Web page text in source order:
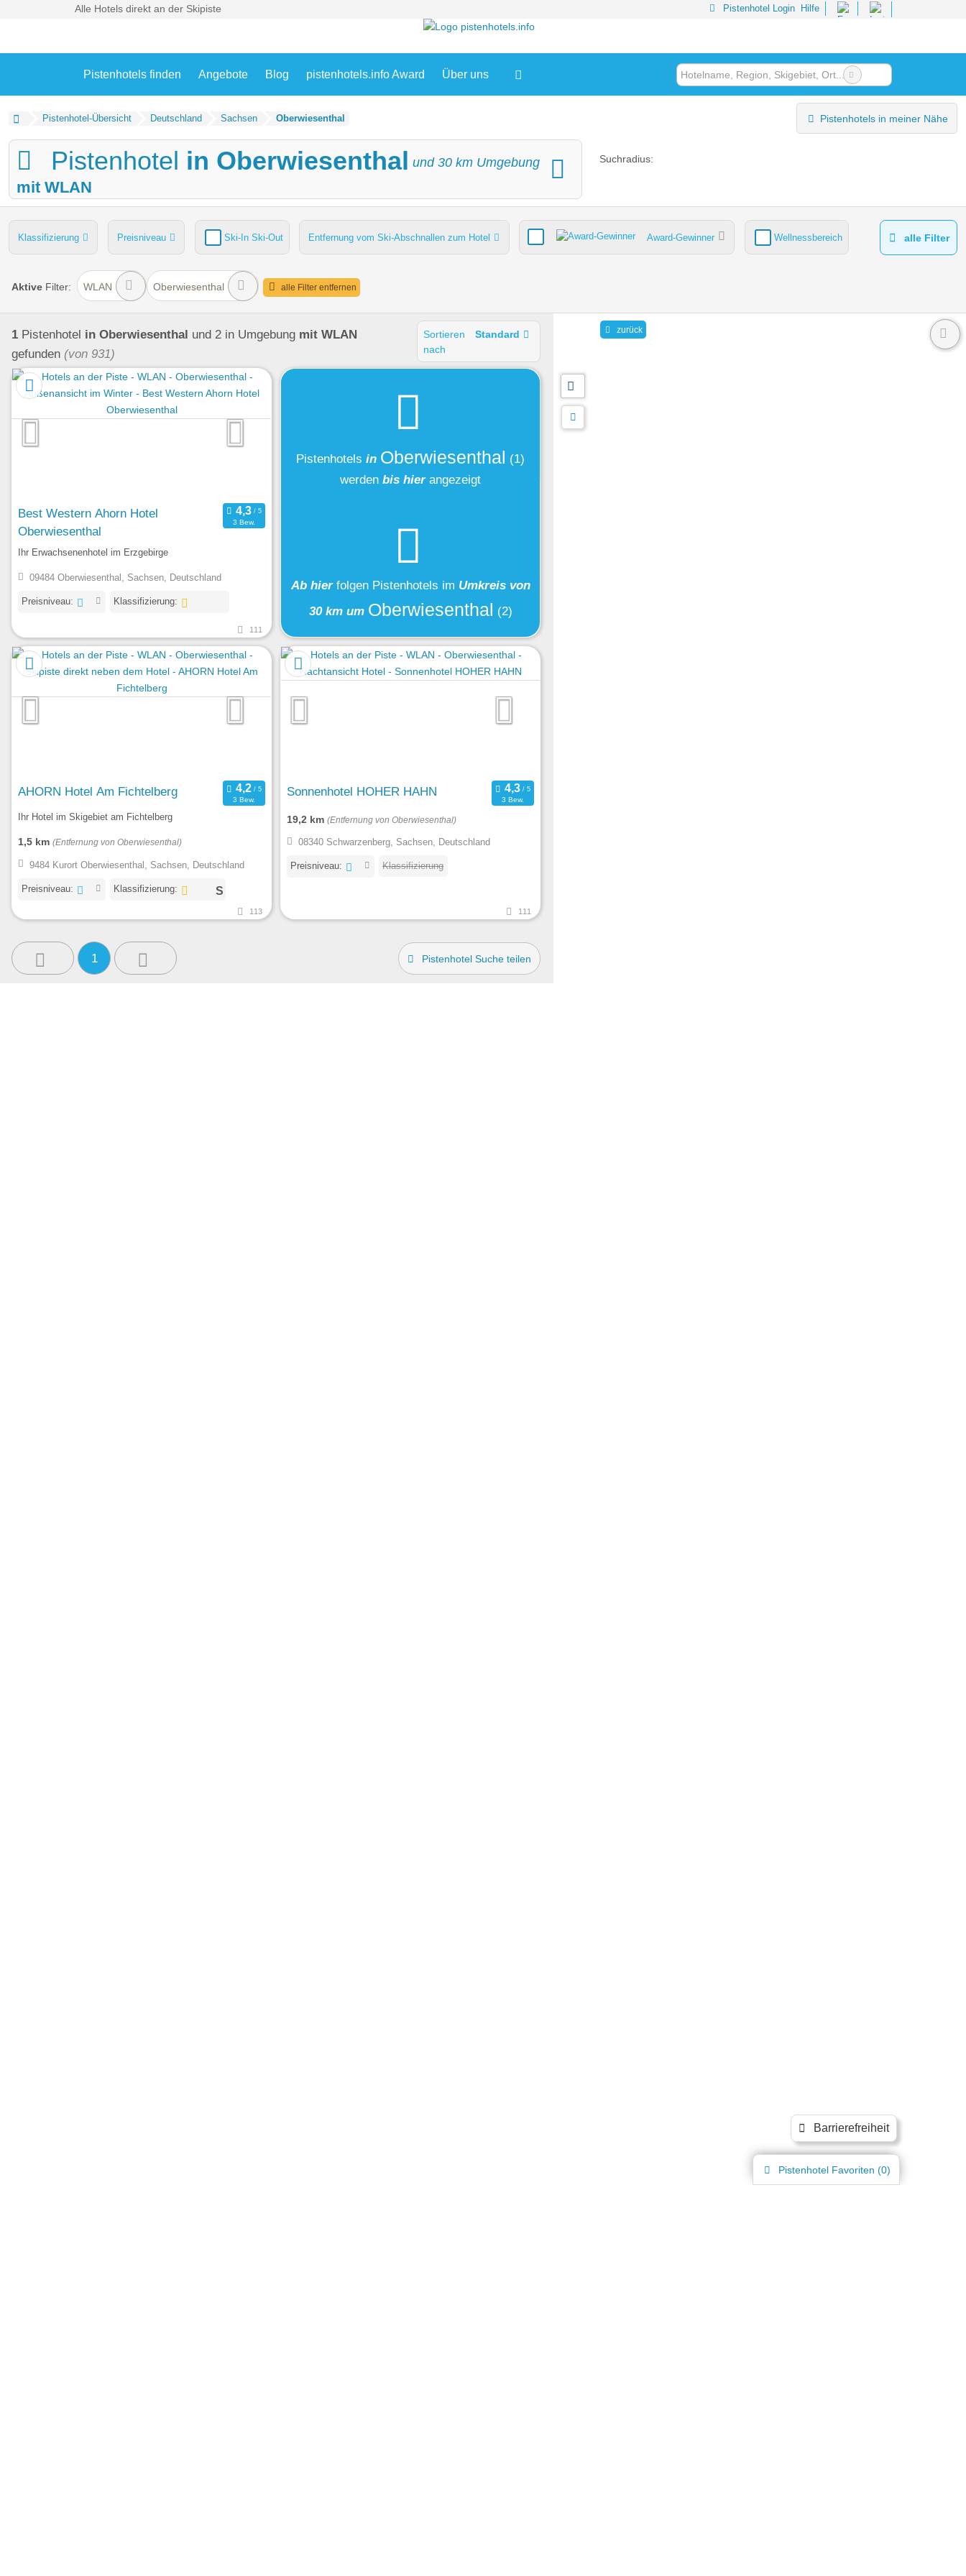
Alle Hotels direkt an der Skipiste
Barrierefreiheit
Pistenhotel Login Hilfe
Pistenhotels finden Angebote Blog pistenhotels.info Award Über uns
Pistenhotel-Übersicht Deutschland Sachsen Oberwiesenthal Pistenhotels in meiner Nähe
Pistenhotel in Oberwiesenthal und 30 km Umgebung
mit WLAN
Suchradius:
Klassifizierung Preisniveau Ski-In Ski-Out Entfernung vom Ski-Abschnallen zum Hotel Award-Gewinner Wellnessbereich
Pools Hunde Kinder-/Übungshang Skiverleih Verpflegung
alle Filter
Aktive Filter: WLAN Oberwiesenthal alle Filter entfernen
1 Pistenhotel in Oberwiesenthal und 2 in Umgebung mit WLAN
gefunden (von 931)
Sortieren
nach
Standard
Best Western Ahorn Hotel
Oberwiesenthal
3 Bew.
Ihr Erwachsenenhotel im Erzgebirge
09484 Oberwiesenthal, Sachsen, Deutschland
Preisniveau: Klassifizierung:
111
Pistenhotels in Oberwiesenthal (1)
werden bis hierangezeigt
Ab hier folgen Pistenhotels im Umkreis von
30 km um Oberwiesenthal (2)
AHORN Hotel Am Fichtelberg
3 Bew.
Ihr Hotel im Skigebiet am Fichtelberg
1,5 km (Entfernung von Oberwiesenthal)
9484 Kurort Oberwiesenthal, Sachsen, Deutschland
Preisniveau: Klassifizierung:
113
Sonnenhotel HOHER HAHN
3 Bew.
19,2 km (Entfernung von Oberwiesenthal)
08340 Schwarzenberg, Sachsen, Deutschland
Preisniveau: Klassifizierung
111
1 Pistenhotel Suche teilen
Pistenhotel Favoriten (0)
zurück